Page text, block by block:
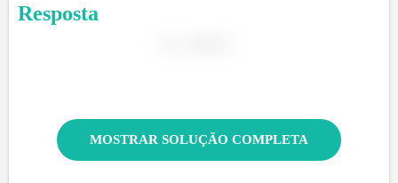
Resposta
MOSTRAR SOLUÇÃO COMPLETA